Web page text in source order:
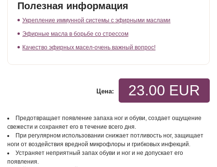
Полезная информация
Укрепление иммунной системы с эфирными маслами
Эфирные масла в борьбе со стрессом
Качество эфирных масел-очень важный вопрос!
23.00 EUR
Цена:
Предотвращает появление запаха ног и обуви, создает ощущение
свежести и сохраняет его в течение всего дня.
При регулярном использовании снижает потливость ног, защищает
ноги от воздействия вредной микрофлоры и грибковых инфекций.
Устраняет неприятный запах обуви и ног и не допускает его
появления.